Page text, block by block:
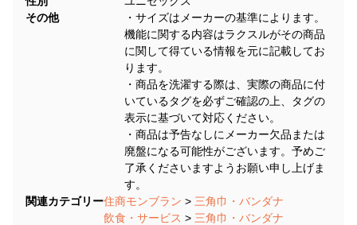
その他
・サイズはメーカーの基準によります。
機能に関する内容はラクスルがその商品
に関して得ている情報を元に記載してお
ります。
・商品を洗濯する際は、実際の商品に付
いているタグを必ずご確認の上、タグの
表示に基づいて対応ください。
・商品は予告なしにメーカー欠品または
廃盤になる可能性がございます。予めご
了承くださいますようお願い申し上げま
す。
関連カテゴリー住商モンブラン > 三角巾・バンダナ
飲食・サービス > 三角巾・バンダナ